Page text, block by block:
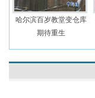
哈尔滨百岁教堂变仓库
期待重生